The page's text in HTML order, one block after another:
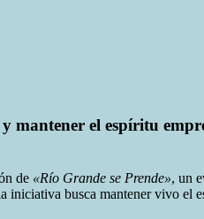
el espíritu
de «Río Grande se Prende», un
busca mantener vivo el